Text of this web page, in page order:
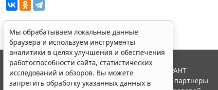
Мы обрабатываем локальные данные
браузера и используем инструменты
аналитики в целях улучшения и обеспечения
работоспособности сайта, статистических
исследований и обзоров. Вы можете
запретить обработку указанных данных в
© ООО "НПП "ГАРАНТ-СЕРВИС", 2026. Система ГАРАНТ
выпускается с 1990 года. Компания "Гарант" и ее партнеры